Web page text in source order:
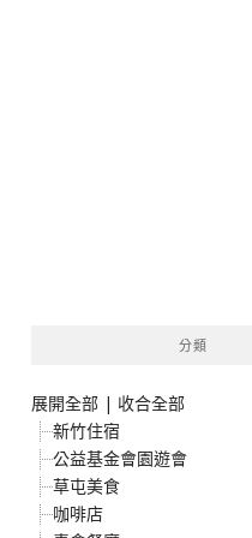
分類
展開全部 | 收合全部
新竹住宿
公益基金會園遊會
草屯美食
咖啡店